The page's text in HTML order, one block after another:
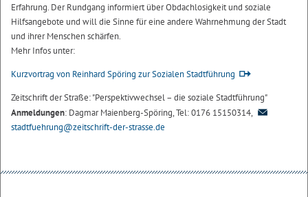
Erfahrung. Der Rundgang informiert über Obdachlosigkeit und soziale
Hilfsangebote und will die Sinne für eine andere Wahrnehmung der Stadt
und ihrer Menschen schärfen.
Mehr Infos unter:
Kurzvortrag von Reinhard Spöring zur Sozialen Stadtführung
Zeitschrift der Straße: "Perspektivwechsel – die soziale Stadtführung"
Anmeldungen: Dagmar Maienberg-Spöring, Tel: 0176 15150314,
stadtfuehrung@zeitschrift-der-strasse.de